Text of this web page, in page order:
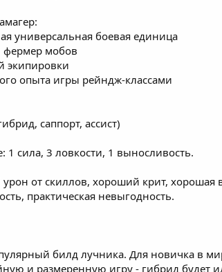
универсальная боевая единица
мобов
экипировки
опыта игры рейндж-классами
саппорт, ассист)
1 сила, 3 ловкости, 1 выносливость.
от скиллов, хороший крит, хорошая
практическая невыгодность.
билд лучника. Для новичка в
и размеренную игру - гибрид будет